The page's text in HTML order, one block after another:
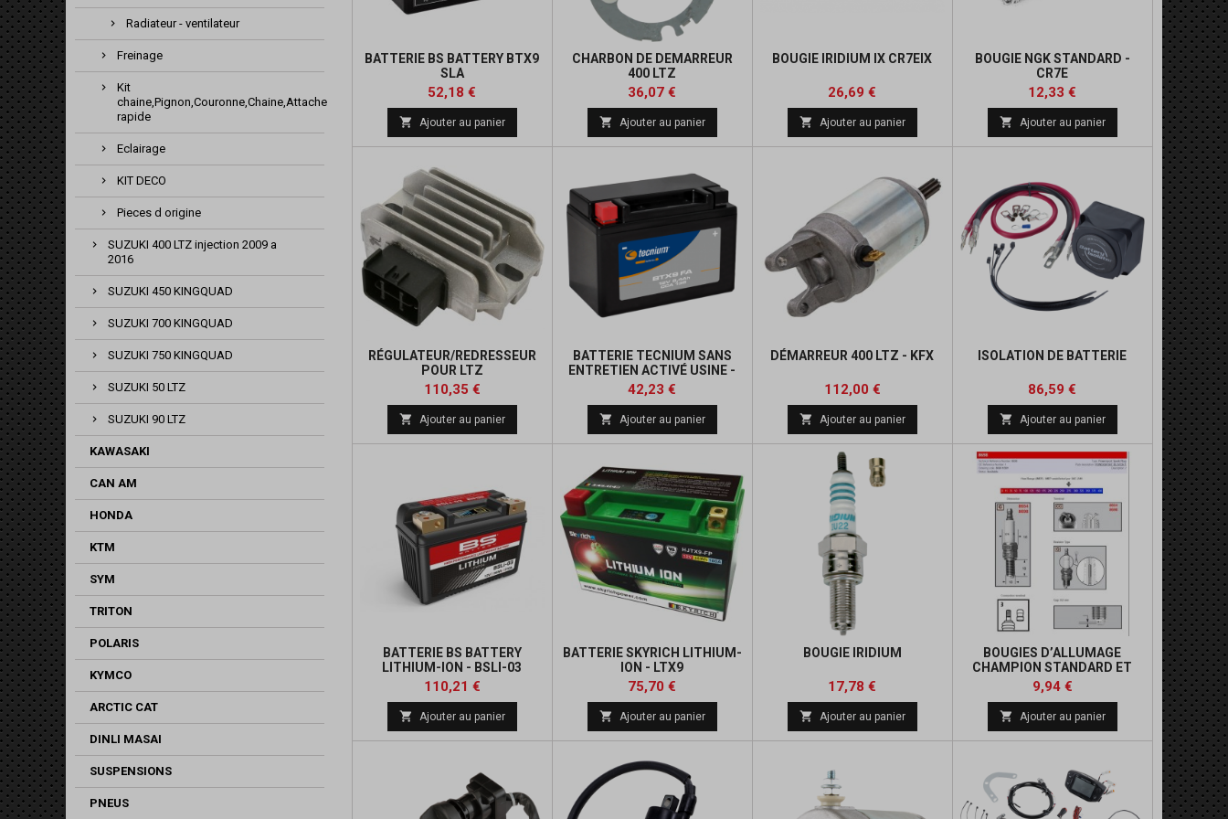
Radiateur - ventilateur
Freinage
Kit
chaine,Pignon,Couronne,Chaine,Attache
rapide
Eclairage
KIT DECO
Pieces d origine
SUZUKI 400 LTZ injection 2009 a
2016
SUZUKI 450 KINGQUAD
SUZUKI 700 KINGQUAD
SUZUKI 750 KINGQUAD
SUZUKI 50 LTZ
SUZUKI 90 LTZ
KAWASAKI
CAN AM
HONDA
KTM
SYM
TRITON
POLARIS
KYMCO
ARCTIC CAT
DINLI MASAI
SUSPENSIONS
PNEUS
BATTERIE BS BATTERY BTX9
SLA
Prix
52,18 €
base
 Ajouter au panier
CHARBON DE DEMARREUR
400 LTZ
Prix
36,07 €
base
 Ajouter au panier
BOUGIE IRIDIUM IX CR7EIX
Prix
26,69 €
base
 Ajouter au panier
BOUGIE NGK STANDARD -
CR7E
Prix
12,33 €
base
 Ajouter au panier
RÉGULATEUR/REDRESSEUR
POUR LTZ
Prix
110,35 €Prix
de
base
 Ajouter au panier
BATTERIE TECNIUM SANS
ENTRETIEN ACTIVÉ USINE -
BTX9
Prix
42,23 €
base
 Ajouter au panier
DÉMARREUR 400 LTZ - KFX
Prix
112,00 €Prix
de
base
 Ajouter au panier
ISOLATION DE BATTERIE
Prix
86,59 €
base
 Ajouter au panier
BATTERIE BS BATTERY
LITHIUM-ION - BSLI-03
Prix
110,21 €Prix
de
base
 Ajouter au panier
BATTERIE SKYRICH LITHIUM-
ION - LTX9
Prix
75,70 €
base
 Ajouter au panier
BOUGIE IRIDIUM
Prix
17,78 €
base
 Ajouter au panier
BOUGIES D’ALLUMAGE
CHAMPION STANDARD ET
AVEC RÉSISTANCE
Prix
9,94 €Prix
base
 Ajouter au panier